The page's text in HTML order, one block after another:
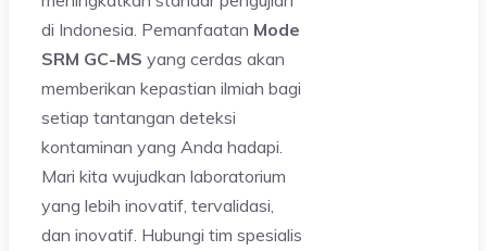
di Indonesia. Pemanfaatan Mode
SRM GC-MS yang cerdas akan
memberikan kepastian ilmiah bagi
setiap tantangan deteksi
kontaminan yang Anda hadapi.
Mari kita wujudkan laboratorium
yang lebih inovatif, tervalidasi,
dan inovatif. Hubungi tim spesialis